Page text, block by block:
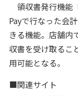
領収書発行機能
Payで行なった会
きる機能。店舗内
収書を受け取るこ
用可能となる。
■関連サイト